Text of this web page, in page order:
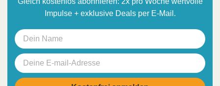
Impulse + exklusive Deals per E-Mail.